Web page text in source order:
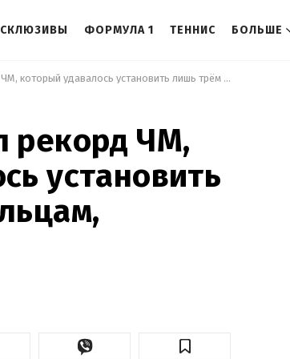
ФОРМУЛА 1 ТЕННИС БОЛЬШЕ
Неймар повторил рекорд ЧМ, который удавалось установить лишь трём бразильцам, включая Пеле
рекорд ЧМ,
установить